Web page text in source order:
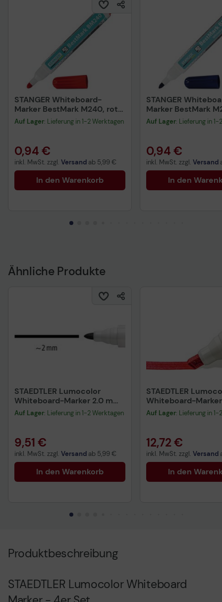
STANGER Whiteboard-
Marker BestMark M240, rot
1.0 - 3.0 mm
Auf Lager: Lieferung in 1-2 Werktagen
0,94 €
inkl. MwSt. zzgl. Versand ab 5,99 €
In den Warenkorb
STANGER
Marker BestMark
1.0 - 3.0 mm
Auf Lager: Lieferung in
0,94 €
inkl. MwSt. zzgl. Versand
In den
Ähnliche Produkte
STAEDTLER Lumocolor
Whiteboard-Marker 2.0 mm
Mehrfarbig
Auf Lager: Lieferung in 1-2 Werktagen
9,51 €
inkl. MwSt. zzgl. Versand ab 5,99 €
In den Warenkorb
STAEDTLER
Whiteboard-
mm Mehrfarbig
Auf Lager: Lieferung in
12,72 €
inkl. MwSt. zzgl. Versand
In den
Produktbeschreibung
STAEDTLER Lumocolor Whiteboard